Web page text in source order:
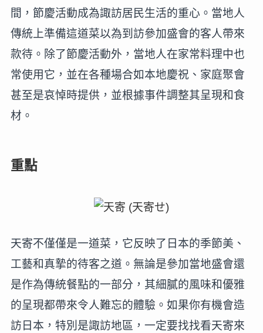
間，節慶活動成為諏訪居民生活的重心。當地人
傳統上準備這道菜以為到訪參加盛會的客人帶來
款待。除了節慶活動外，當地人在家常料理中也
常使用它，並在各種場合如本地慶祝、家庭聚會
甚至是哀悼時提供，並根據事件調整其呈現和食
材。
重點
天寄不僅僅是一道菜，它反映了日本的季節美、
工藝和真摯的待客之道。無論是參加當地盛會還
是作為傳統餐點的一部分，其細膩的風味和優雅
的呈現都帶來令人難忘的體驗。如果你有機會造
訪日本，特別是諏訪地區，一定要找找看天寄來